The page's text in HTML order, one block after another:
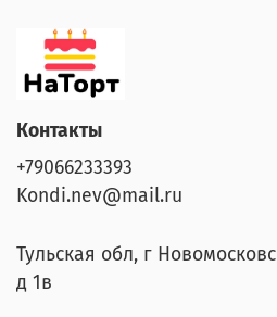
Контакты
+79066233393
Kondi.nev@mail.ru
Тульская обл, г
д 1в